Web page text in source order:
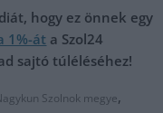
hogy ez önnek egy
1%-át a Szol24
sajtó túléléséhez!
Szolnok megye,